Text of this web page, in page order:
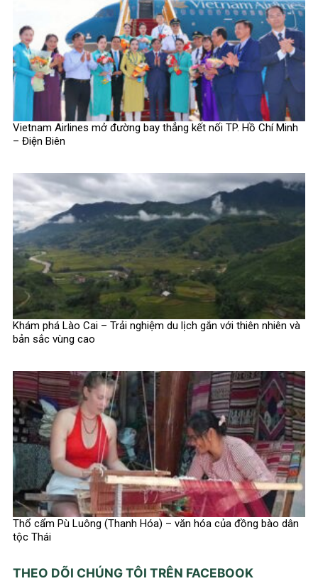
Vietnam Airlines mở đường bay thẳng kết nối TP. Hồ Chí Minh
– Điện Biên
Khám phá Lào Cai – Trải nghiệm du lịch gắn với thiên nhiên và
bản sắc vùng cao
Thổ cẩm Pù Luông (Thanh Hóa) – văn hóa của đồng bào dân
tộc Thái
THEO DÕI CHÚNG TÔI TRÊN FACEBOOK